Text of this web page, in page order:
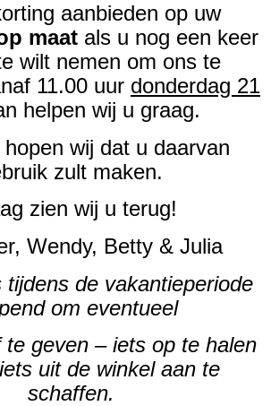
aanbieden op uw
maatals u nog een keer
wilt nemen om ons te
11.00 uur donderdag 21
helpen wij u graag.
wij dat u daarvan
zult maken.
zien wij u terug!
Wendy, Betty & Julia
tijdens de vakantieperiode
om eventueel
te geven – iets op te halen
uit de winkel aan te
schaffen.